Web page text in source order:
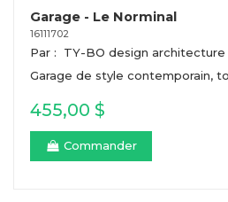
Garage - Le Norminal
16111702
Par :
TY-BO design architecture
Garage de style contemporain,
455,00 $
Commander